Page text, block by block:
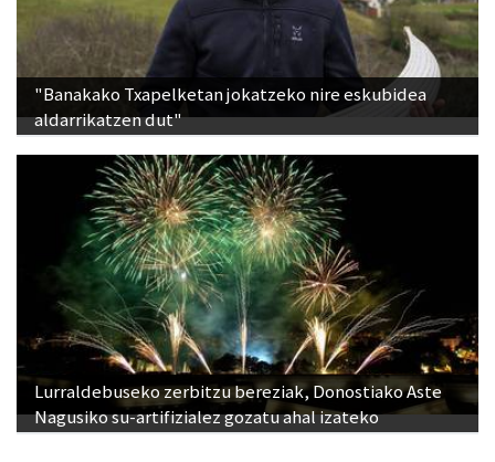
"Banakako Txapelketan jokatzeko nire eskubidea
aldarrikatzen dut"
Lurraldebuseko zerbitzu bereziak, Donostiako Aste
Nagusiko su-artifizialez gozatu ahal izateko